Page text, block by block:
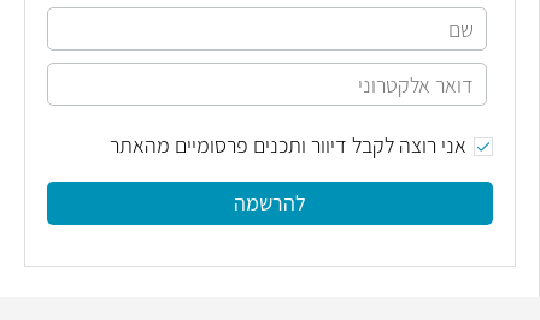
אני רוצה לקבל דיוור ותכנים פרסומיים מהאתר
להרשמה